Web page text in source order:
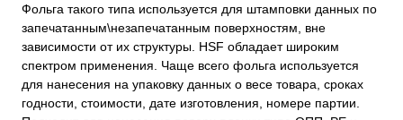
Фольга такого типа используется для штамповки данных по
запечатанным\незапечатанным поверхностям, вне
зависимости от их структуры. HSF обладает широким
спектром применения. Чаще всего фольга используется
для нанесения на упаковку данных о весе товара, сроках
годности, стоимости, дате изготовления, номере партии.